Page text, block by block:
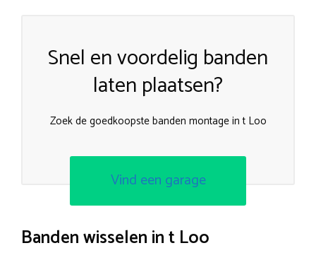
Snel en voordelig banden
laten plaatsen?
Zoek de goedkoopste banden montage in t Loo
Vind een garage
Banden wisselen in t Loo